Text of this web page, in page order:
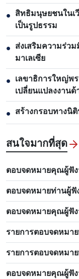
● สิทธิมนุษยชนในเ
เป็นรูปธรรม
● ส่งเสริมความร่ว
มาเลเซีย
● เลขาธิการใหญ่พ
เปลี่ยนแปลงงาน
ฐาน
● สร้างกรอบทางนิ
สนใจมากที่สุด
ตอบจดหมายคุณผู้ฟั
ตอบจดหมายท่านผู้ฟั
ตอบจดหมายคุณผู้ฟั
รายการตอบจดหมา
รายการตอบจดหมา
ตอบจดหมายคุณผู้ฟั